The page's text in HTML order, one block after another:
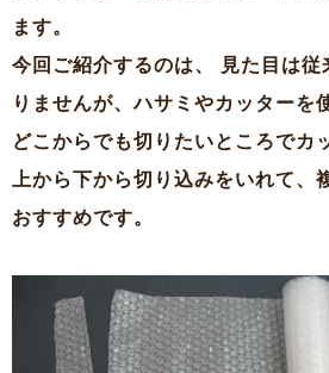
ます。
今回ご紹介するのは、 見た目は従
りませんが、ハサミやカッターを
どこからでも切りたいところでカ
上から下から切り込みをいれて、
おすすめです。